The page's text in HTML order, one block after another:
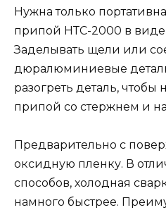
Нужна только
припой НТС-2000 в
Заделывать щели или
дюралюминиевые
разогреть деталь, чтобы
припой со стержнем и
Предварительно с
оксидную пленку. В
способов, холодная
намного быстрее.